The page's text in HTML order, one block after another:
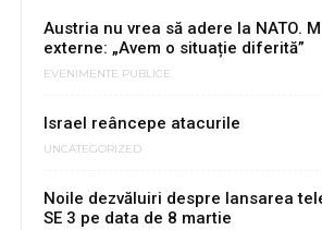
Austria nu vrea să adere la NATO.
externe: „Avem o situație diferită”
EVENIMENTE PUBLICE
Israel reâncepe atacurile
UNCATEGORIZED
Noile dezvăluiri despre lansarea
SE 3 pe data de 8 martie